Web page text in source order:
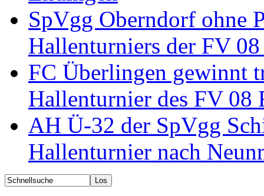
SpVgg Oberndorf ohne
Hallenturniers der FV
FC Überlingen gewinnt
Hallenturnier des FV 08
AH Ü-32 der SpVgg
Hallenturnier nach